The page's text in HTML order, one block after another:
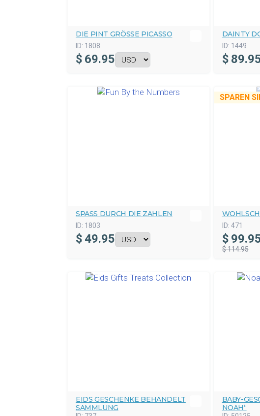
DIE PINT GRÖSSE PICASSO
ID: 1808
$ 69.95
DAINTY
ID: 1449
$
SPASS DURCH DIE ZAHLEN
ID: 1803
$ 49.95
SPAREN
ID: 471
$
$ 114.95
EIDS GESCHENKE BEHANDELT
SAMMLUNG
BABY-
NOAH“